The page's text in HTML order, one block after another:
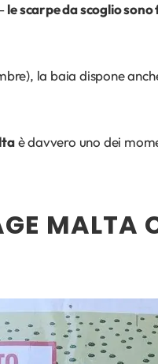
le scarpe da scoglio
la baia dispone
è davvero uno dei
MALTA